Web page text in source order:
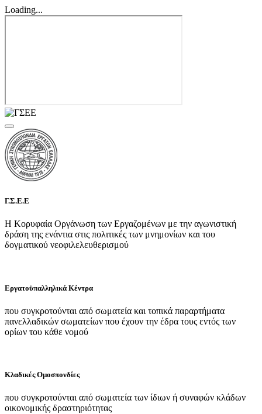
Loading...
Γ.Σ.Ε.Ε
Η Κορυφαία Οργάνωση των Εργαζομένων με την αγωνιστική
δράση της ενάντια στις πολιτικές των μνημονίων και του
δογματικού νεοφιλελευθερισμού
Εργατοϋπαλληλικά Κέντρα
που συγκροτούνται από σωματεία και τοπικά παραρτήματα
πανελλαδικών σωματείων που έχουν την έδρα τους εντός των
ορίων του κάθε νομού
Κλαδικές Ομοσπονδίες
που συγκροτούνται από σωματεία των ίδιων ή συναφών κλάδων
οικονομικής δραστηριότητας